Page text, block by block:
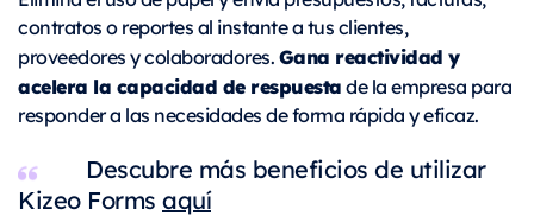
contratos o reportes al instante a tus clientes,
proveedores y colaboradores.Gana reactividad y
acelera la capacidad de respuestade la empresa para
responder a las necesidades de forma rápida y eficaz.
Descubre más beneficios de utilizar
Kizeo Forms aquí